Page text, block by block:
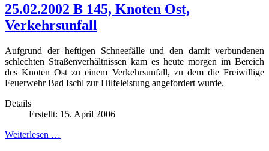
25.02.2002 B 145, Knoten Ost,
Verkehrsunfall
Aufgrund der heftigen Schneefälle und den damit verbundenen
schlechten Straßenverhältnissen kam es heute morgen im Bereich
des Knoten Ost zu einem Verkehrsunfall, zu dem die Freiwillige
Feuerwehr Bad Ischl zur Hilfeleistung angefordert wurde.
Details
Erstellt: 15. April 2006
Weiterlesen …